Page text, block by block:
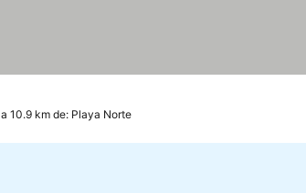
a 10.9 km de: Playa Norte